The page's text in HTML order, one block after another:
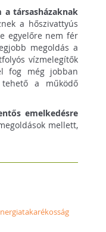
társasházaknak
a hőszivattyús
egyelőre nem fér
megoldás a
vízmelegítők
fog még jobban
a működő
emelkedésre
mellett,